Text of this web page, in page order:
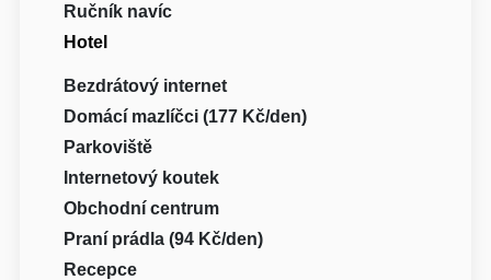
Ručník navíc
Hotel
Bezdrátový internet
Domácí mazlíčci (177 Kč/den)
Parkoviště
Internetový koutek
Obchodní centrum
Praní prádla (94 Kč/den)
Recepce